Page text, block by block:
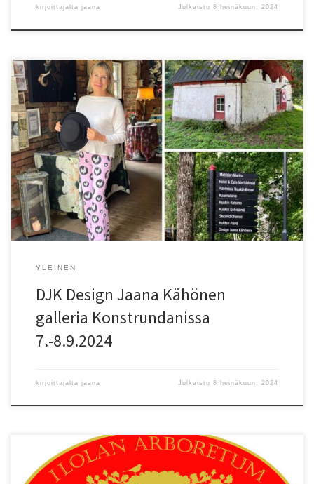
kirjoittajalta jaana Julkaistu8 heinäkuun, 2024
DJK Design Jaana Kähönen galleria Mathildedalin ruukinrannassa
on jo neljättä kertaa valittu yhdeksi Konstrundan vierailukohteeksi.
Konstrundan on valtakunnallinen tapahtuma, jossa voit la-su 7.-8.9.
klo 11-17 vierailla noin 400 taiteilijan, käsityöläisen ja muotoilijan
luona ympäri maata ja tutustua heidän työhönsä. Tervetuloa
Mathildedaliin DJK Design Jaana Kähönen galleriet i Mathildedals
bruksstrand har […]
YLEINEN
DJK Design Jaana Kähönen
galleria Konstrundanissa
7.-8.9.2024
kirjoittajalta jaana Julkaistu8 heinäkuun, 2024